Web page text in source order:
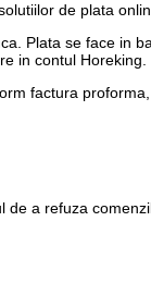
de plata
Plata se face in
in contul Horeking.
factura
a refuza